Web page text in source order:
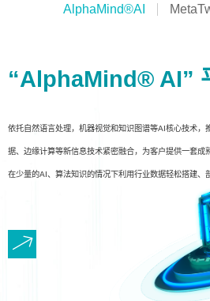
AlphaMind®AI
“AlphaMind® AI”
依托自然语言处理，机器视觉和知识图谱等AI核心技术，
据、边缘计算等新信息技术紧密融合，为客户提供一套成
在少量的AI、算法知识的情况下利用行业数据轻松搭建、